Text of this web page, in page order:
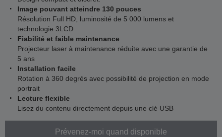
Image pouvant atteindre 130 pouces
Résolution Full HD, luminosité de 5 000 lumens et
technologie 3LCD
Fiabilité et faible maintenance
Projecteur laser à maintenance réduite avec une garantie de
5 ans
Installation facile
Rotation à 360 degrés avec possibilité de projection en mode
portrait
Lecture flexible
Lisez du contenu directement depuis une clé USB
Prévenez-moi quand disponible